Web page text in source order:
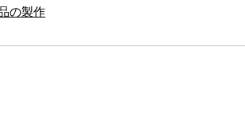
の製作